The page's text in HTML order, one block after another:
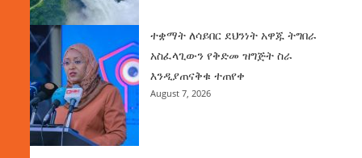
ተቋማት ለሳይበር ደህንነት አዋጁ ትግበራ
አስፈላጊውን የቅድመ ዝግጅት ስራ
እንዲያጠናቅቁ ተጠየቀ
August 7, 2026